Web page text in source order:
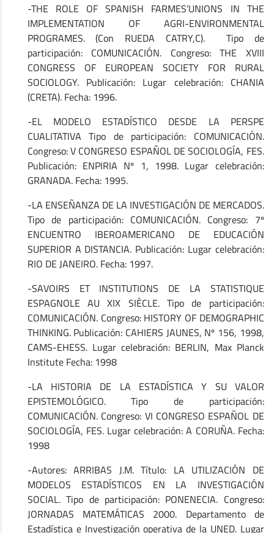
-THE ROLE OF SPANISH FARMES’UNIONS IN THE
IMPLEMENTATION OF AGRI-ENVIRONMENTAL
PROGRAMES. (Con RUEDA CATRY,C). Tipo de
participación: COMUNICACIÓN. Congreso: THE XVIII
CONGRESS OF EUROPEAN SOCIETY FOR RURAL
SOCIOLOGY. Publicación: Lugar celebración: CHANIA
(CRETA). Fecha: 1996.
-EL MODELO ESTADÍSTICO DESDE LA PERSPE
CUALITATIVA Tipo de participación: COMUNICACIÓN.
Congreso: V CONGRESO ESPAÑOL DE SOCIOLOGÍA, FES.
Publicación: ENPIRIA Nº 1, 1998. Lugar celebración:
GRANADA. Fecha: 1995.
-LA ENSEÑANZA DE LA INVESTIGACIÓN DE MERCADOS.
Tipo de participación: COMUNICACIÓN. Congreso: 7º
ENCUENTRO IBEROAMERICANO DE EDUCACIÓN
SUPERIOR A DISTANCIA. Publicación: Lugar celebración:
RIO DE JANEIRO. Fecha: 1997.
-SAVOIRS ET INSTITUTIONS DE LA STATISTIQUE
ESPAGNOLE AU XIX SIÈCLE. Tipo de participación:
COMUNICACIÓN. Congreso: HISTORY OF DEMOGRAPHIC
THINKING. Publicación: CAHIERS JAUNES, Nº 156, 1998,
CAMS-EHESS. Lugar celebración: BERLIN, Max Planck
Institute Fecha: 1998
-LA HISTORIA DE LA ESTADÍSTICA Y SU VALOR
EPISTEMOLÓGICO. Tipo de participación:
COMUNICACIÓN. Congreso: VI CONGRESO ESPAÑOL DE
SOCIOLOGÍA, FES. Lugar celebración: A CORUÑA. Fecha:
1998
-Autores: ARRIBAS J.M. Título: LA UTILIZACIÓN DE
MODELOS ESTADÍSTICOS EN LA INVESTIGACIÓN
SOCIAL. Tipo de participación: PONENECIA. Congreso:
JORNADAS MATEMÁTICAS 2000. Departamento de
Estadística e Investigación operativa de la UNED. Lugar